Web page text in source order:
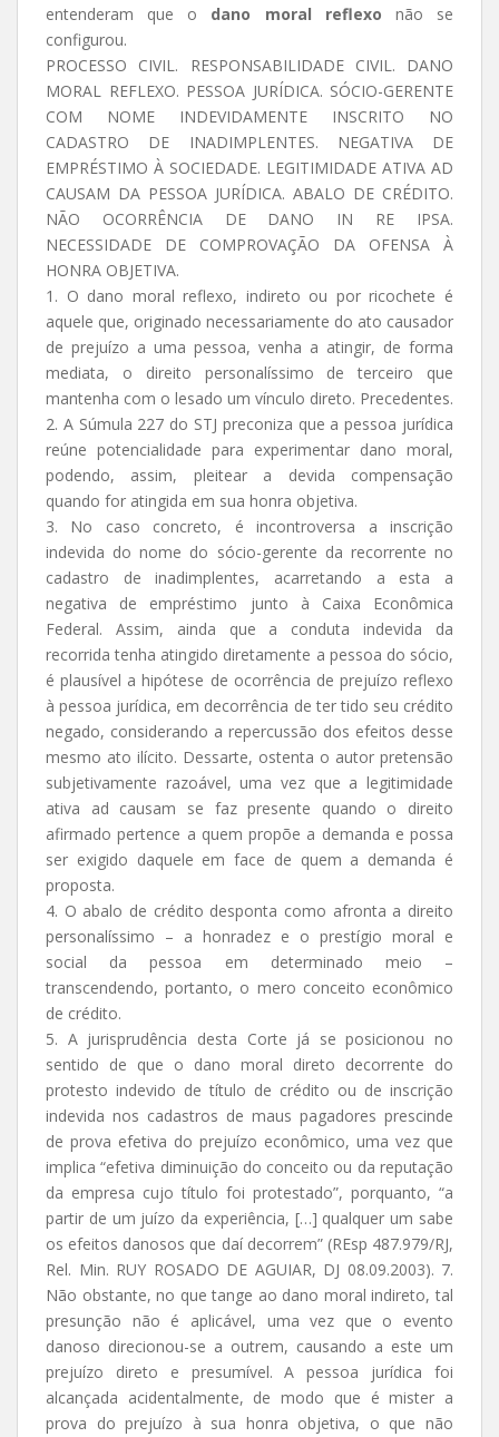
entenderam que o dano moral reflexo não se
configurou.
PROCESSO CIVIL. RESPONSABILIDADE CIVIL. DANO
MORAL REFLEXO. PESSOA JURÍDICA. SÓCIO-GERENTE
COM NOME INDEVIDAMENTE INSCRITO NO
CADASTRO DE INADIMPLENTES. NEGATIVA DE
EMPRÉSTIMO À SOCIEDADE. LEGITIMIDADE ATIVA AD
CAUSAM DA PESSOA JURÍDICA. ABALO DE CRÉDITO.
NÃO OCORRÊNCIA DE DANO IN RE IPSA.
NECESSIDADE DE COMPROVAÇÃO DA OFENSA À
HONRA OBJETIVA.
1. O dano moral reflexo, indireto ou por ricochete é
aquele que, originado necessariamente do ato causador
de prejuízo a uma pessoa, venha a atingir, de forma
mediata, o direito personalíssimo de terceiro que
mantenha com o lesado um vínculo direto. Precedentes.
2. A Súmula 227 do STJ preconiza que a pessoa jurídica
reúne potencialidade para experimentar dano moral,
podendo, assim, pleitear a devida compensação
quando for atingida em sua honra objetiva.
3. No caso concreto, é incontroversa a inscrição
indevida do nome do sócio-gerente da recorrente no
cadastro de inadimplentes, acarretando a esta a
negativa de empréstimo junto à Caixa Econômica
Federal. Assim, ainda que a conduta indevida da
recorrida tenha atingido diretamente a pessoa do sócio,
é plausível a hipótese de ocorrência de prejuízo reflexo
à pessoa jurídica, em decorrência de ter tido seu crédito
negado, considerando a repercussão dos efeitos desse
mesmo ato ilícito. Dessarte, ostenta o autor pretensão
subjetivamente razoável, uma vez que a legitimidade
ativa ad causam se faz presente quando o direito
afirmado pertence a quem propõe a demanda e possa
ser exigido daquele em face de quem a demanda é
proposta.
4. O abalo de crédito desponta como afronta a direito
personalíssimo – a honradez e o prestígio moral e
social da pessoa em determinado meio –
transcendendo, portanto, o mero conceito econômico
de crédito.
5. A jurisprudência desta Corte já se posicionou no
sentido de que o dano moral direto decorrente do
protesto indevido de título de crédito ou de inscrição
indevida nos cadastros de maus pagadores prescinde
de prova efetiva do prejuízo econômico, uma vez que
implica “efetiva diminuição do conceito ou da reputação
da empresa cujo título foi protestado”, porquanto, “a
partir de um juízo da experiência, […] qualquer um sabe
os efeitos danosos que daí decorrem” (REsp 487.979/RJ,
Rel. Min. RUY ROSADO DE AGUIAR, DJ 08.09.2003). 7.
Não obstante, no que tange ao dano moral indireto, tal
presunção não é aplicável, uma vez que o evento
danoso direcionou-se a outrem, causando a este um
prejuízo direto e presumível. A pessoa jurídica foi
alcançada acidentalmente, de modo que é mister a
prova do prejuízo à sua honra objetiva, o que não